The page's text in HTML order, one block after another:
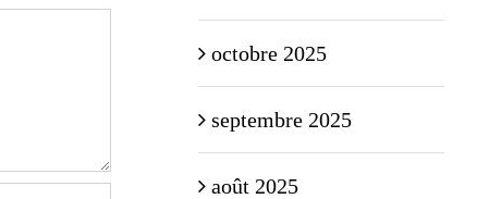
octobre 2025
septembre 2025
août 2025